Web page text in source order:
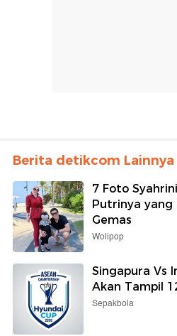
Berita detikcom Lainnya
7 Foto
Putrinya yang
Gemas
Wolipop
Singapura Vs
Akan Tampil
Sepakbola